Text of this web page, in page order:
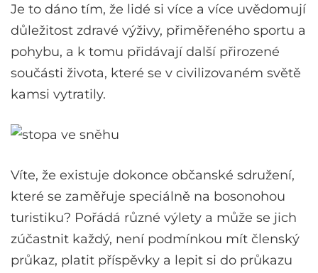
Je to dáno tím, že lidé si více a více uvědomují
důležitost zdravé výživy, přiměřeného sportu a
pohybu, a k tomu přidávají další přirozené
součásti života, které se v civilizovaném světě
kamsi vytratily.
Víte, že existuje dokonce občanské sdružení,
které se zaměřuje speciálně na bosonohou
turistiku? Pořádá různé výlety a může se jich
zúčastnit každý, není podmínkou mít členský
průkaz, platit příspěvky a lepit si do průkazu